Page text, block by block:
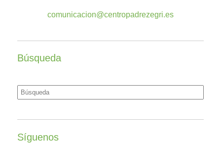
comunicacion@centropadrezegri.es
Búsqueda
Buscar:
Síguenos